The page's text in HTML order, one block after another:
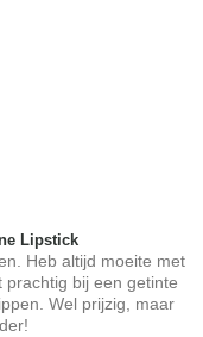
Lipstick
Heb altijd moeite met
prachtig bij een getinte
Wel prijzig, maar